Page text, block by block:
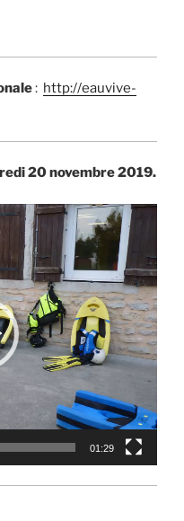
: http://eauvive-
20 novembre 2019.
01:29